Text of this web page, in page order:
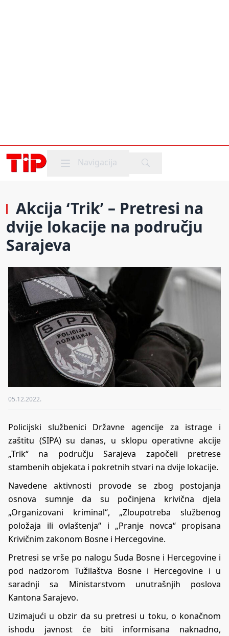
Mobile menu
Navigacija
Akcija ‘Trik’ – Pretresi na
dvije lokacije na području
Sarajeva
05.12.2022.
Policijski službenici Državne agencije za istrage i
zaštitu (SIPA) su danas, u sklopu operativne akcije
„Trik“ na području Sarajeva započeli pretrese
stambenih objekata i pokretnih stvari na dvije lokacije.
Navedene aktivnosti provode se zbog postojanja
osnova sumnje da su počinjena krivična djela
„Organizovani kriminal“, „Zloupotreba službenog
položaja ili ovlaštenja“ i „Pranje novca“ propisana
Krivičnim zakonom Bosne i Hercegovine.
Pretresi se vrše po nalogu Suda Bosne i Hercegovine i
pod nadzorom Tužilaštva Bosne i Hercegovine i u
saradnji sa Ministarstvom unutrašnjih poslova
Kantona Sarajevo.
Uzimajući u obzir da su pretresi u toku, o konačnom
ishodu javnost će biti informisana naknadno,